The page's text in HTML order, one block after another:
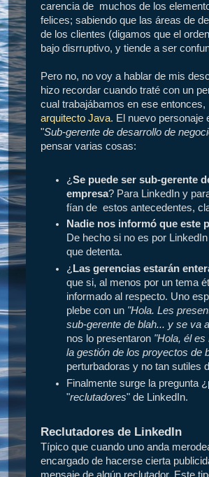
carencia de muchos de los
felices; sabiendo que las áreas de
de los clientes (digamos que el
bajo disrruptivo, y tiende a ser
Pero no, no voy a hablar de mis
hizo recordar cuando traté con un
cual trabajábamos en ese entonces,
arquitecto Java. El nuevo personaje
"Sub-gerente de desarrollo de
pensar varias cosas:
¿Se puede ser sub-gerente
empresa? Para LinkedIn y
fían de estos antecedentes,
Nadie nos informó que este
De hecho si no es por
que detenta.
¿ Las gerencias estarán
que si, al menos por un tema
informado al respecto. Uno
plebe con un "Hola. Les
sub-gerente de blah... y se va
nos lo presentaron "Hola, él es
la gestión de los proyectos de
perturbadoras y no tan sutiles
Finalmente surge la pregunta ¿
"reclutadores" de LinkedIn.
Reclutadores de LinkedIn
Típico que cuando uno anda
encargado de hacerse cierta